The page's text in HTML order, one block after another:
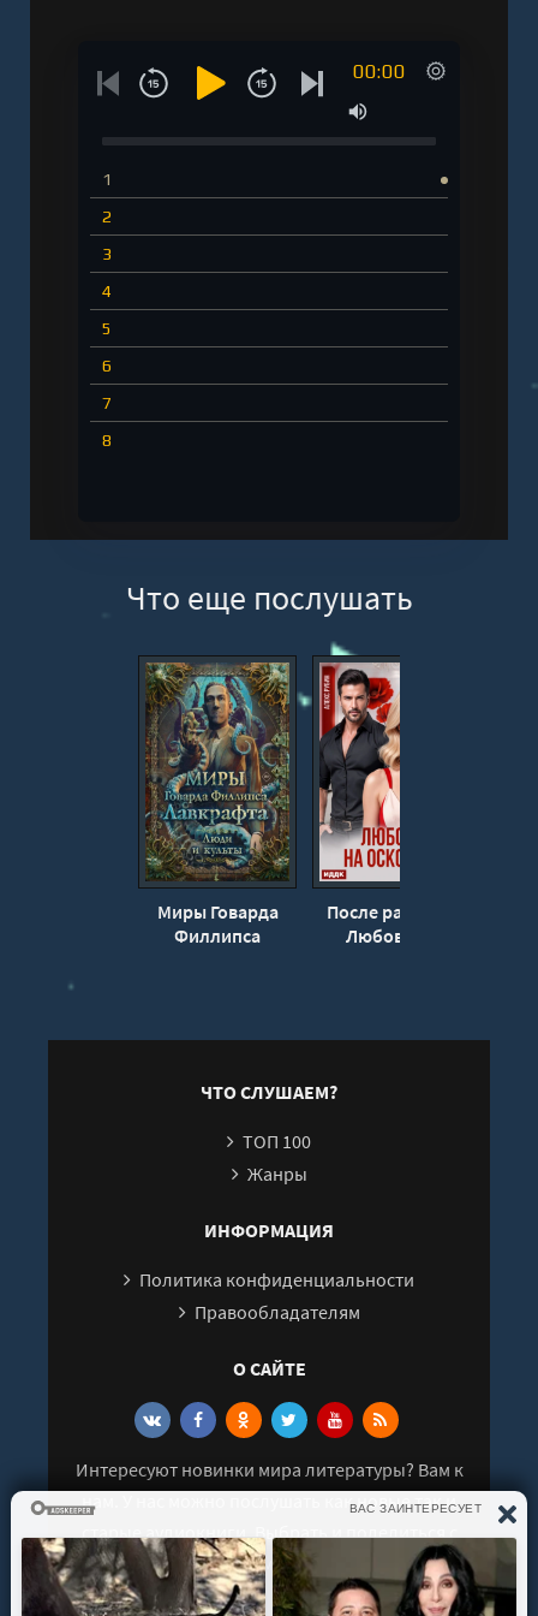
бесплатно без регистрации - полная версия
00:00
1
2
3
4
5
6
7
8
Что еще послушать
Миры Говарда
Филлипса
После развода.
Любовь на
ЧТО СЛУШАЕМ?
ТОП 100
Жанры
ИНФОРМАЦИЯ
Политика конфиденциальности
Правообладателям
О САЙТЕ
Интересуют новинки мира литературы? Вам к
нам. У нас можно послушать как новые так и
старые аудиокниги. Выбрать и поделиться с
друзьями лучшими аудиокнигами!